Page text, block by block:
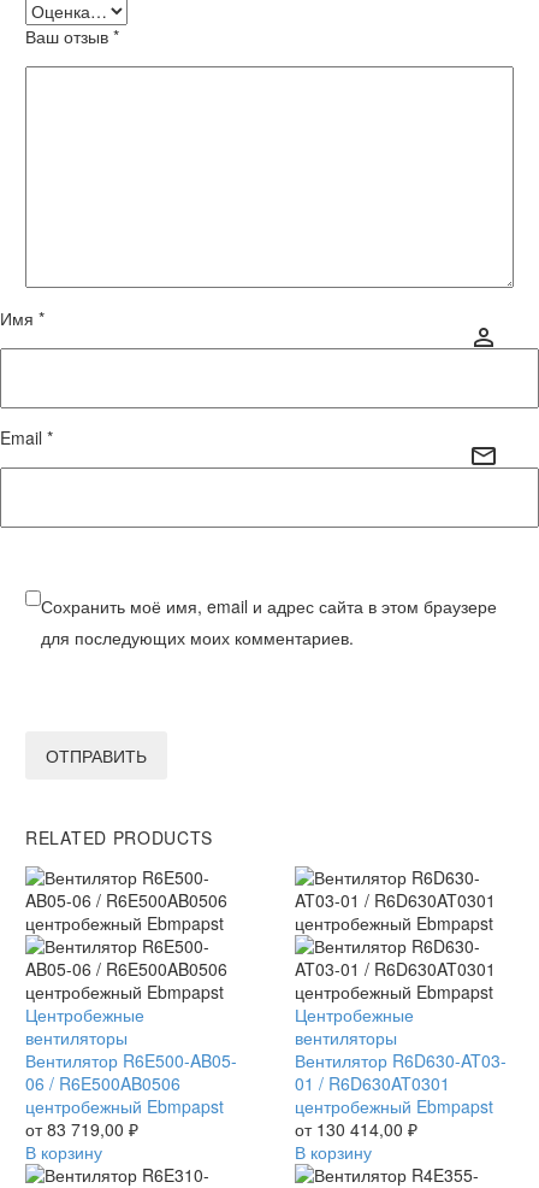
Ваш отзыв *
Имя *
Email *
Сохранить моё имя, email и адрес сайта в этом браузере
для последующих моих комментариев.
ОТПРАВИТЬ
RELATED PRODUCTS
Вентилятор
R6E500-
AB05-
06
/
R6E500AB0506
центробежный
Ebmpapst
Центробежные
вентиляторы
Вентилятор R6E500-AB05-
06 / R6E500AB0506
центробежный Ebmpapst
от83 719,00 ₽
В корзину
Вентилятор
R6D630-
AT03-
01
/
R6D630AT0301
центробежный
Ebmpapst
Центробежные
вентиляторы
Вентилятор R6D630-AT03-
01 / R6D630AT0301
центробежный Ebmpapst
от 130 414,00 ₽
В корзину